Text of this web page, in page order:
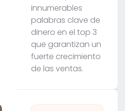
innumerables
palabras clave de
dinero en el top 3
que garantizan un
fuerte crecimiento
de las ventas.